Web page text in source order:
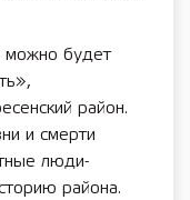
можно будет
район.
и смерти
люди-
района.